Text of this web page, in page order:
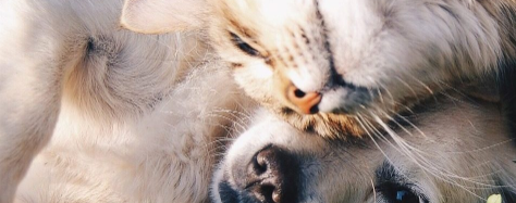
KRATZBÄUME & KRATZMÖBEL
SCHLAFPLÄTZE